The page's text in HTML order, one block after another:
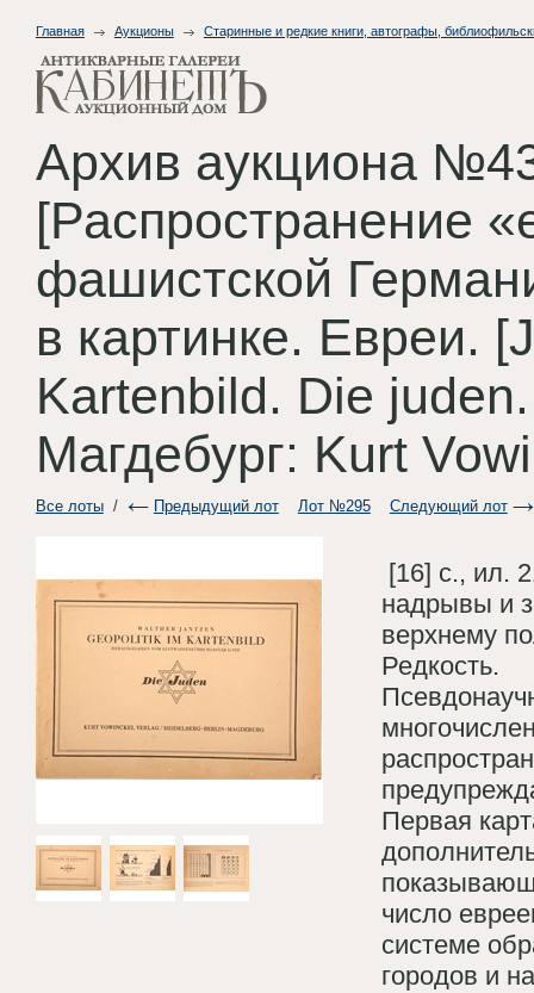
Главная Аукционы Старинные и редкие книги, автографы,
Архив аукциона
[Распространение
фашистской
в картинке. Евреи.
Kartenbild. Die
Магдебург: Kurt
Все лоты/ Предыдущий лот Лот №295 Следующий лот
[16] с., ил.
надрывы и
верхнему
Редкость.
Первая
число
системе
городов и